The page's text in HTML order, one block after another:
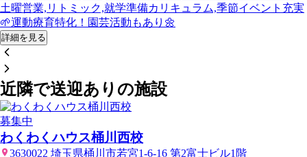
土曜営業,リトミック,就学準備カリキュラム,季節イベント充実
🌱運動療育特化！園芸活動もあり🌼
詳細を見る
近隣で送迎ありの施設
募集中
わくわくハウス桶川西校
3630022 埼玉県桶川市若宮1-6-16 第2富士ビル1階